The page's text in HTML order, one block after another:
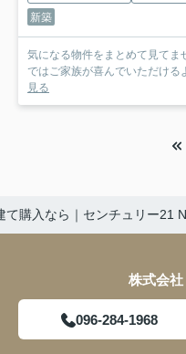
新築
気になる物件をまとめて見てま
ではご家族が喜んでいただける
見る
て購入なら｜センチュリー21
株式会
096-284-1968